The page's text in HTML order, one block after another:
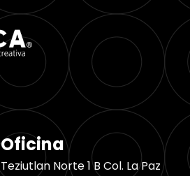
Oficina
Teziutlan Norte 1 B Col. La Paz